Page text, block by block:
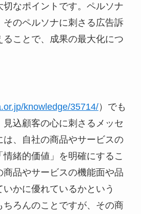
なポイントです。ペルソナ
そのペルソナに刺さる広告訴
ことで、成果の最大化につ
knowledge/35714/）でも
込顧客の心に刺さるメッセ
は、自社の商品やサービスの
情緒的価値」を明確にするこ
商品やサービスの機能面や品
かに優れているかという
ちろんのことですが、その商